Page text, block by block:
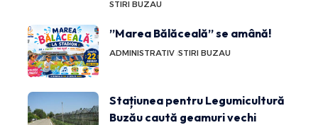
STIRI BUZAU
”Marea Bălăceală” se amână!
ADMINISTRATIV STIRI BUZAU
Stațiunea pentru Legumicultură
Buzău caută geamuri vechi